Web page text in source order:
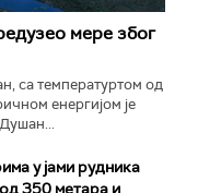
мере због
са температуртом од
енергијом је
у јами рудника
350 метара и